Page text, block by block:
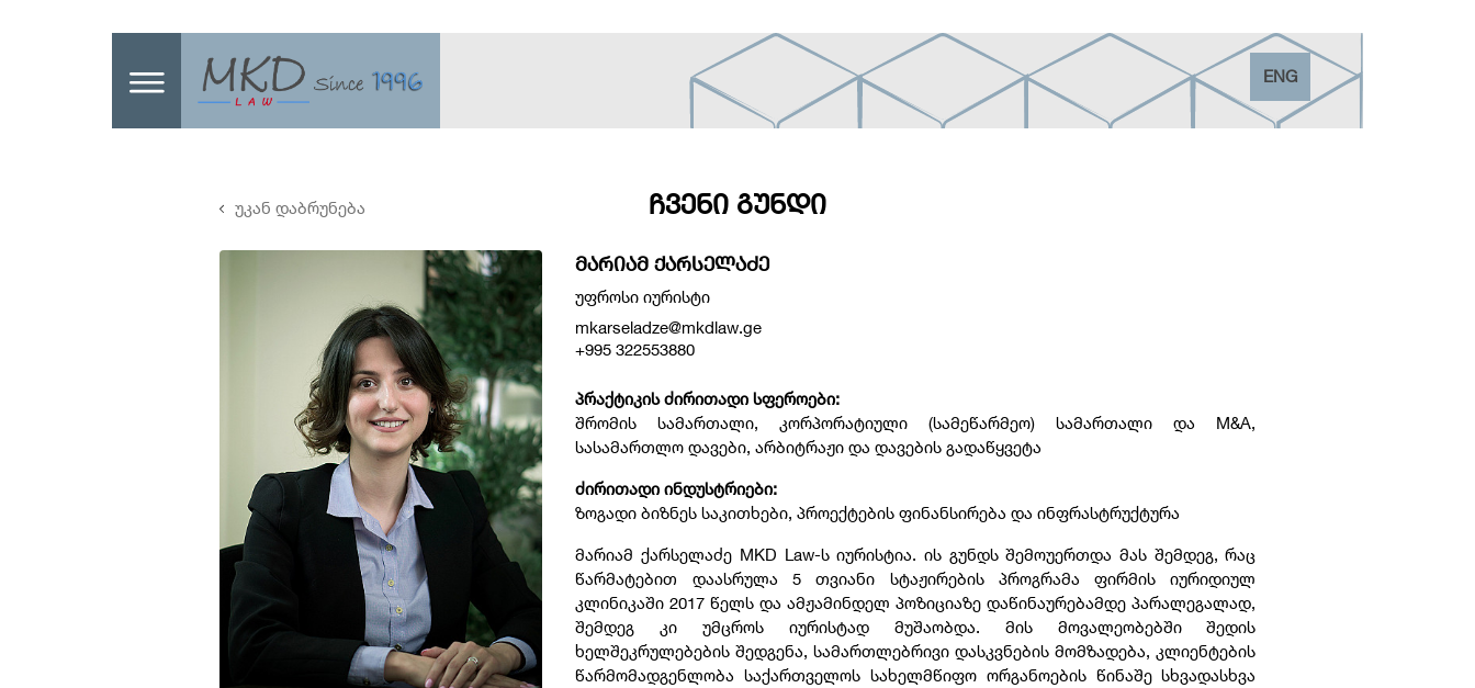
ENG
ᲩᲕᲔᲜᲘ ᲒᲣᲜᲓᲘ
უკან დაბრუნება
ᲛᲐᲠᲘᲐᲛ ᲥᲐᲠᲡᲔᲚᲐᲫᲔ
უფროსი იურისტი
mkarseladze@mkdlaw.ge
+995 322553880
პრაქტიკის ძირითადი სფეროები:
შრომის სამართალი, კორპორატიული (სამეწარმეო) სამართალი და M&A,
სასამართლო დავები, არბიტრაჟი და დავების გადაწყვეტა
ძირითადი ინდუსტრიები:
ზოგადი ბიზნეს საკითხები, პროექტების ფინანსირება და ინფრასტრუქტურა
მარიამ ქარსელაძე MKD Law-ს იურისტია. ის გუნდს შემოუერთდა მას შემდეგ, რაც
წარმატებით დაასრულა 5 თვიანი სტაჟირების პროგრამა ფირმის იურიდიულ
კლინიკაში 2017 წელს და ამჟამინდელ პოზიციაზე დაწინაურებამდე პარალეგალად,
შემდეგ კი უმცროს იურისტად მუშაობდა. მის მოვალეობებში შედის
ხელშეკრულებების შედგენა, სამართლებრივი დასკვნების მომზადება, კლიენტების
წარმომადგენლობა საქართველოს სახელმწიფო ორგანოების წინაშე სხვადასხვა